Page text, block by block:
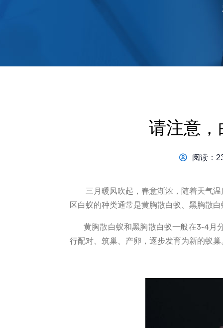
请注意，
阅读：
三月暖风吹起，春意渐浓，随着天气温
区白蚁的种类通常是黄胸散白蚁 黑胸散白
黄胸散白蚁和黑胸散白蚁一般在3-4月
行配对、筑巢、产卵，逐步发育为新的蚁巢